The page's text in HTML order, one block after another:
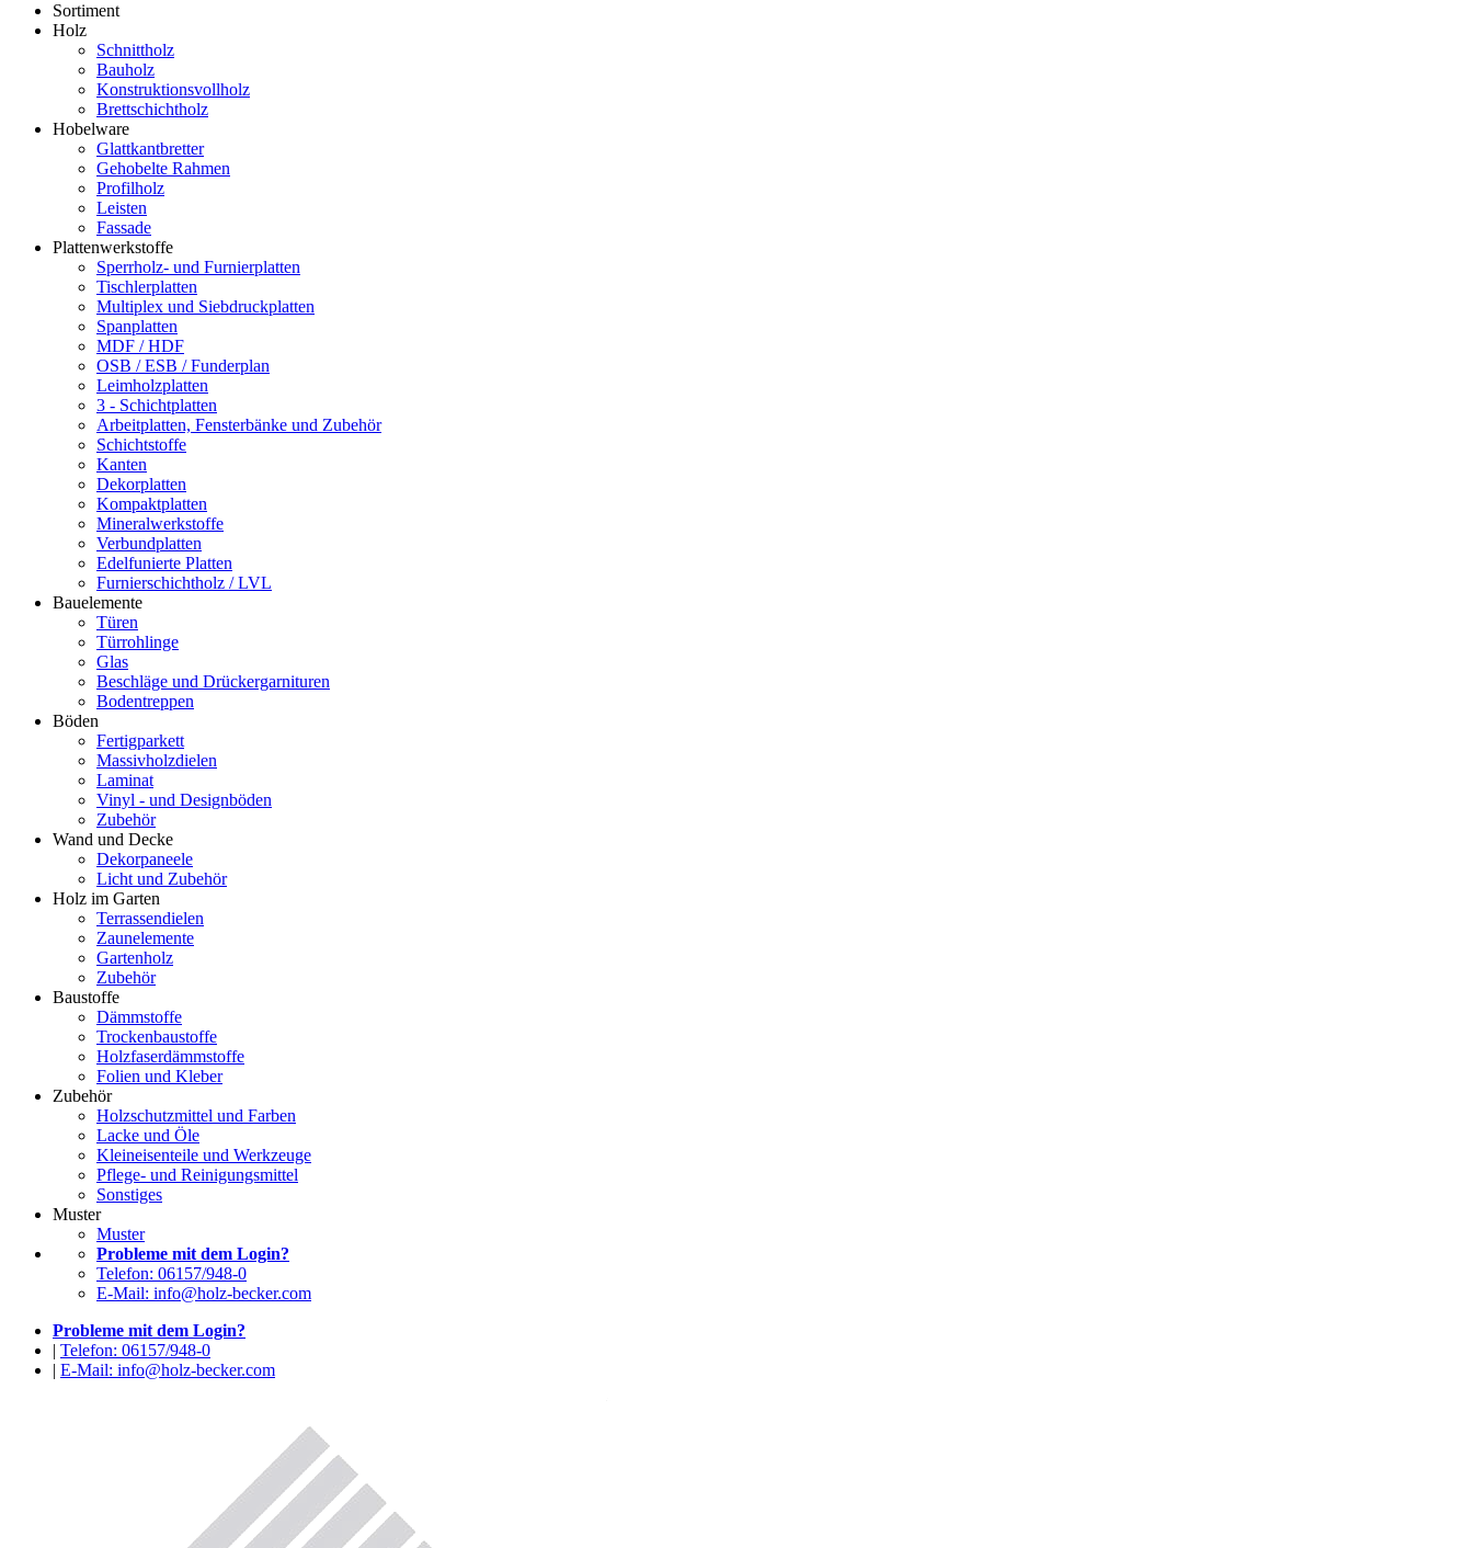
Sortiment
Holz
Schnittholz
Bauholz
Konstruktionsvollholz
Brettschichtholz
Hobelware
Glattkantbretter
Gehobelte Rahmen
Profilholz
Leisten
Fassade
Plattenwerkstoffe
Sperrholz- und Furnierplatten
Tischlerplatten
Multiplex und Siebdruckplatten
Spanplatten
MDF / HDF
OSB / ESB / Funderplan
Leimholzplatten
3 - Schichtplatten
Arbeitplatten, Fensterbänke und Zubehör
Schichtstoffe
Kanten
Dekorplatten
Kompaktplatten
Mineralwerkstoffe
Verbundplatten
Edelfunierte Platten
Furnierschichtholz / LVL
Bauelemente
Türen
Türrohlinge
Glas
Beschläge und Drückergarnituren
Bodentreppen
Böden
Fertigparkett
Massivholzdielen
Laminat
Vinyl - und Designböden
Zubehör
Wand und Decke
Dekorpaneele
Licht und Zubehör
Holz im Garten
Terrassendielen
Zaunelemente
Gartenholz
Zubehör
Baustoffe
Dämmstoffe
Trockenbaustoffe
Holzfaserdämmstoffe
Folien und Kleber
Zubehör
Holzschutzmittel und Farben
Lacke und Öle
Kleineisenteile und Werkzeuge
Pflege- und Reinigungsmittel
Sonstiges
Muster
Muster
Probleme mit dem Login?
Telefon: 06157/948-0
E-Mail: info@holz-becker.com
Probleme mit dem Login?
| Telefon: 06157/948-0
| E-Mail: info@holz-becker.com